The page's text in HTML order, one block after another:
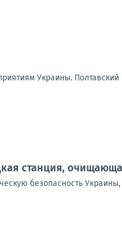
Украины.
станция,
безопасность